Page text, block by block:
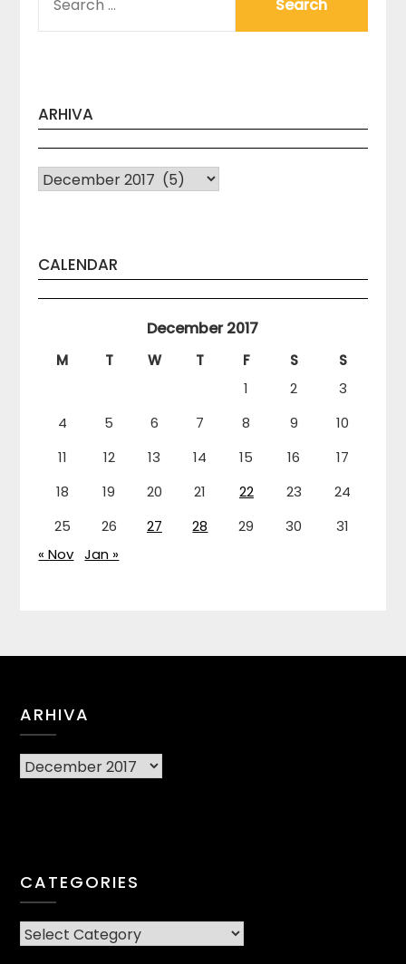
FOR:
ARHIVA
Arhiva
CALENDAR
December 2017
M T W T F S
S
1
2
3
4
5 6 7 8 9
10
11
12 13 14 15 16
17
18
19 20 21 22 23
24
25
26 27 28 29 30
31
« Nov Jan »
ARHIVA
Arhiva
CATEGORIES
CATEGORIES